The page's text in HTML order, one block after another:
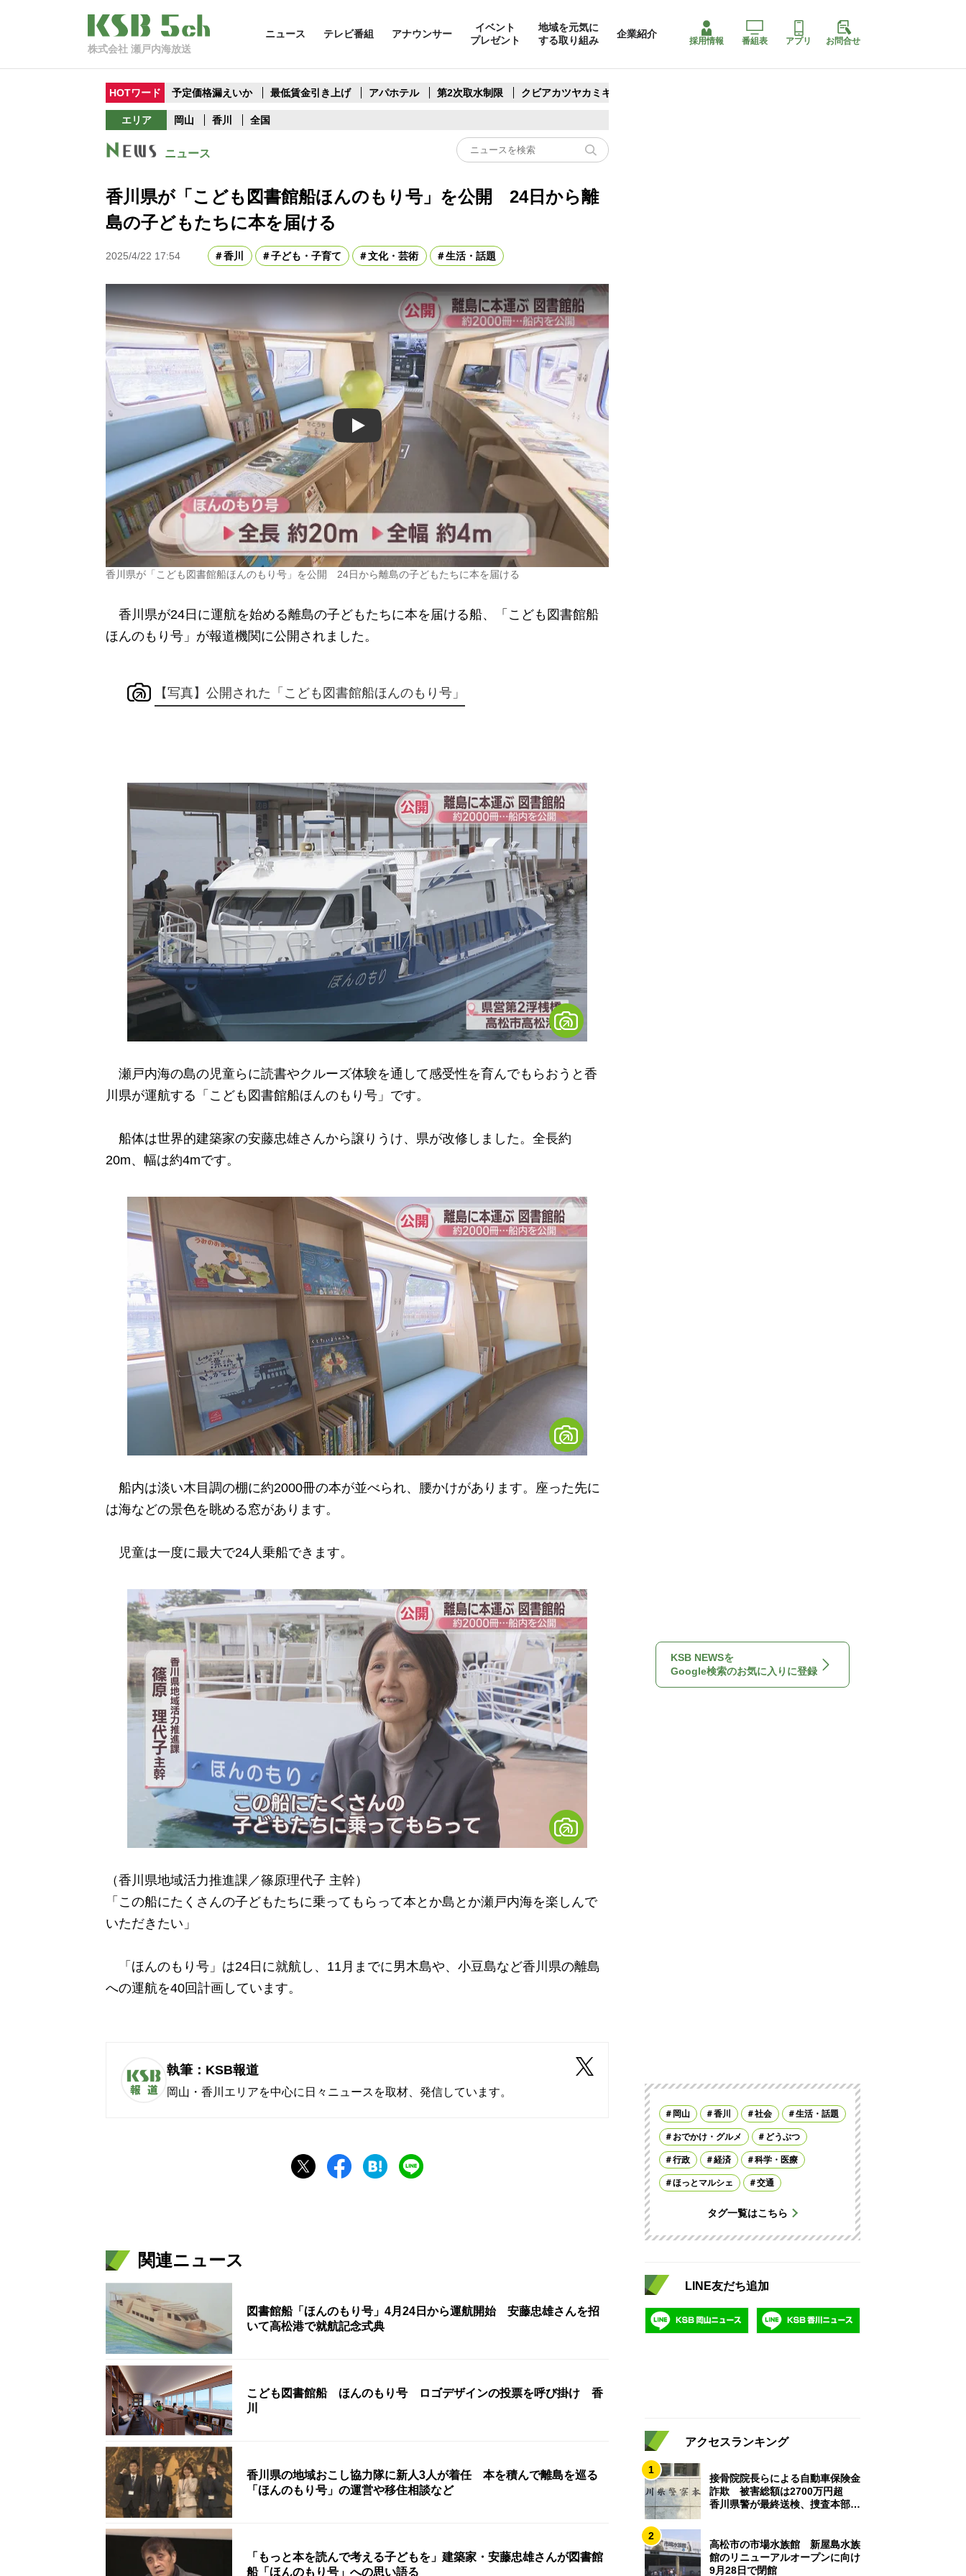
株式会社 瀬戸内海放送
ニュース テレビ番組 アナウンサー
イベント
プレゼント
地域を元気に
する取り組み
企業紹介
採用情報 番組表 アプリ お問合せ
HOTワード 予定価格漏えいか 最低賃金引き上げ アパホテル 第2次取水制限 クビアカツヤカミキリ
エリア 岡山 香川 全国
ニュース
香川県が「こども図書館船ほんのもり号」を公開 24日から離
島の子どもたちに本を届ける
2025/4/22 17:54 香川 子ども・子育て 文化・芸術 生活・話題
Play
香川県が「こども図書館船ほんのもり号」を公開 24日から離島の子どもたちに本を届ける
香川県が24日に運航を始める離島の子どもたちに本を届ける船、「こども図書館船
ほんのもり号」が報道機関に公開されました。
【写真】公開された「こども図書館船ほんのもり号」
瀬戸内海の島の児童らに読書やクルーズ体験を通して感受性を育んでもらおうと香
川県が運航する「こども図書館船ほんのもり号」です。
船体は世界的建築家の安藤忠雄さんから譲りうけ、県が改修しました。全長約
20m、幅は約4mです。
船内は淡い木目調の棚に約2000冊の本が並べられ、腰かけがあります。座った先に
は海などの景色を眺める窓があります。
児童は一度に最大で24人乗船できます。
（香川県地域活力推進課／篠原理代子 主幹）
「この船にたくさんの子どもたちに乗ってもらって本とか島とか瀬戸内海を楽しんで
いただきたい」
「ほんのもり号」は24日に就航し、11月までに男木島や、小豆島など香川県の離島
への運航を40回計画しています。
執筆：KSB報道
岡山・香川エリアを中心に日々ニュースを取材、発信しています。
関連ニュース
図書館船「ほんのもり号」4月24日から運航開始 安藤忠雄さんを招
いて高松港で就航記念式典
こども図書館船 ほんのもり号 ロゴデザインの投票を呼び掛け 香
川
香川県の地域おこし協力隊に新人3人が着任 本を積んで離島を巡る
「ほんのもり号」の運営や移住相談など
「もっと本を読んで考える子どもを」建築家・安藤忠雄さんが図書館
船「ほんのもり号」への思い語る
KSB NEWSを
Google検索のお気に入りに登録
岡山 香川 社会 生活・話題
おでかけ・グルメ どうぶつ
行政 経済 科学・医療
ほっとマルシェ 交通
タグ一覧はこちら
LINE友だち追加
アクセスランキング
1
接骨院院長らによる自動車保険金
詐欺 被害総額は2700万円超
香川県警が最終送検、捜査本部解
2
高松市の市場水族館 新屋島水族
館のリニューアルオープンに向け
9月28日で閉館